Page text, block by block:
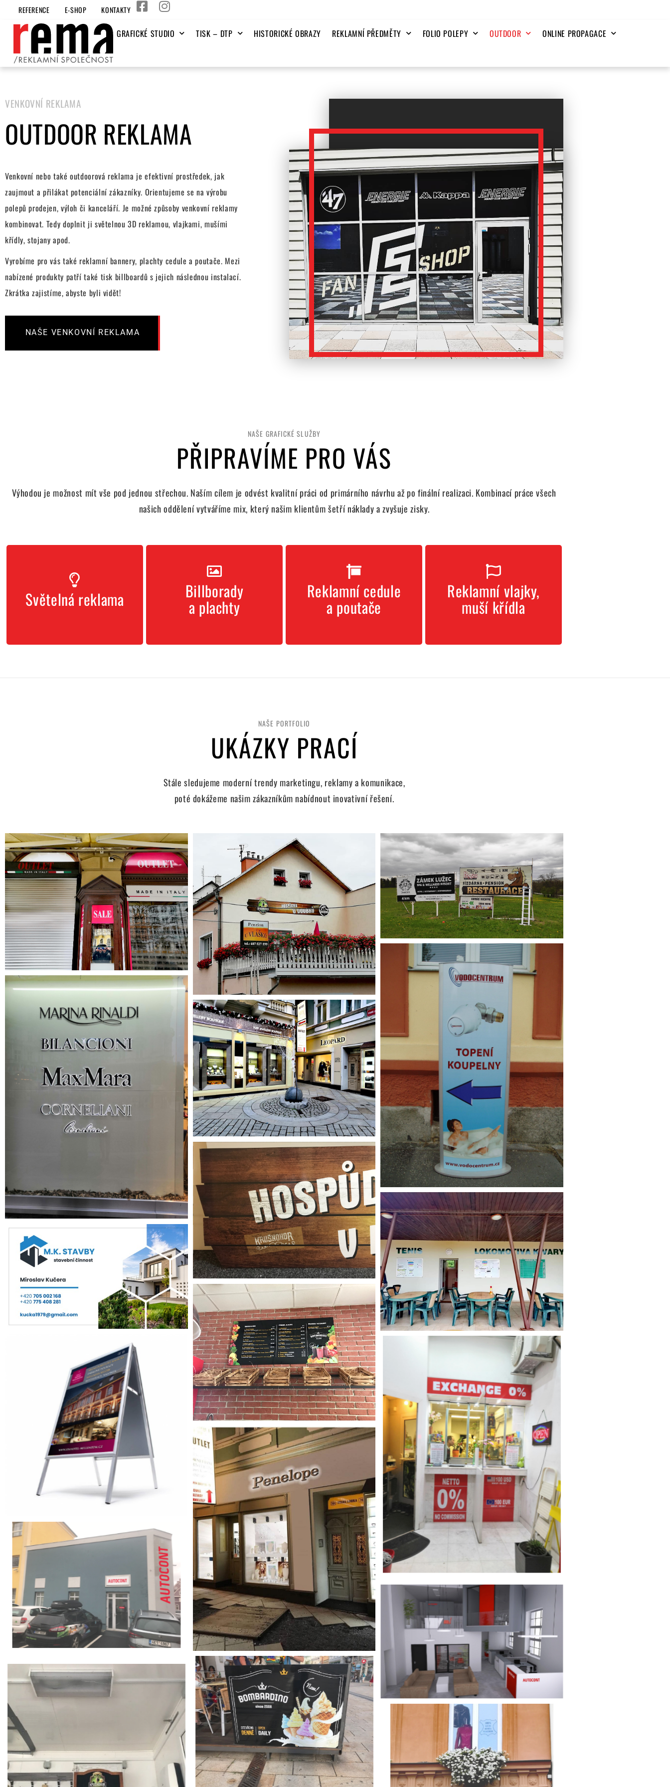
REFERENCE E-SHOP KONTAKTY
GRAFICKÉ STUDIO TISK – DTP HISTORICKÉ OBRAZY REKLAMNÍ PŘEDMĚTY FOLIO POLEPY OUTDOOR ONLINE PROPAGACE
VENKOVNÍ REKLAMA
OUTDOOR REKLAMA
Venkovní nebo také outdoorová reklama je efektivní prostředek, jak
zaujmout a přilákat potenciální zákazníky. Orientujeme se na výrobu
polepů prodejen, výloh či kanceláří. Je možné způsoby venkovní reklamy
kombinovat. Tedy doplnit ji světelnou 3D reklamou, vlajkami, mušími
křídly, stojany apod.
Vyrobíme pro vás také reklamní bannery, plachty cedule a poutače. Mezi
nabízené produkty patří také tisk billboardů s jejich následnou instalací.
Zkrátka zajistíme, abyste byli vidět!
NAŠE VENKOVNÍ REKLAMA
NAŠE GRAFICKÉ SLUŽBY
PŘIPRAVÍME PRO VÁS
Výhodou je možnost mít vše pod jednou střechou. Naším cílem je odvést kvalitní práci od primárního návrhu až po finální realizaci. Kombinací práce všech
našich oddělení vytváříme mix, který našim klientům šetří náklady a zvyšuje zisky.
Světelná reklama
Chci světelnou
reklamu Billborady
a plachty
Chci billborady,
plachty Reklamní cedule
a poutače
Chci reklamní
cedule a poutače Reklamní vlajky,
muší křídla
Chci reklamní
vlajky, muší křídla
NAŠE PORTFOLIO
UKÁZKY PRACÍ
Stále sledujeme moderní trendy marketingu, reklamy a komunikace,
poté dokážeme našim zákazníkům nabídnout inovativní řešení.